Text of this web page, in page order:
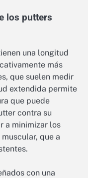
los putters
una longitud
más
que suelen medir
extendida permite
que puede
contra su
a minimizar los
que a
con una